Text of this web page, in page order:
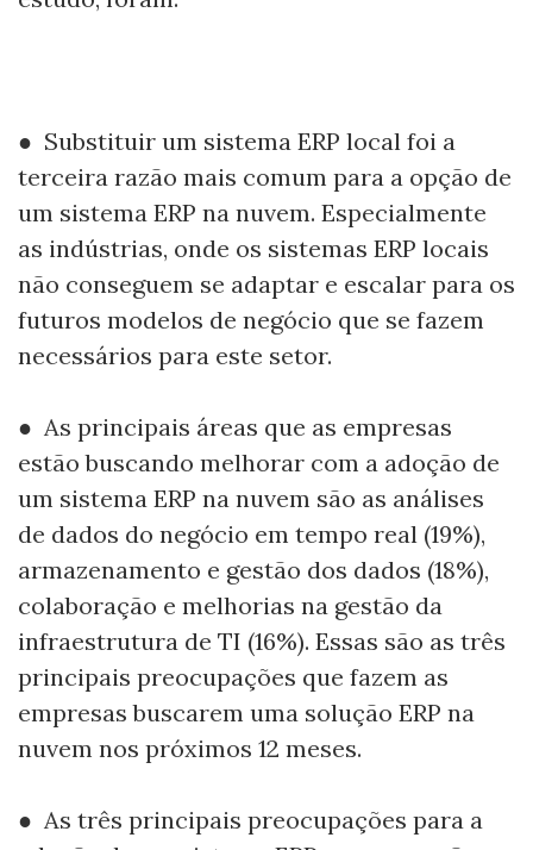
● Substituir um sistema ERP local foi a
terceira razão mais comum para a opção de
um sistema ERP na nuvem. Especialmente
as indústrias, onde os sistemas ERP locais
não conseguem se adaptar e escalar para os
futuros modelos de negócio que se fazem
necessários para este setor.
● As principais áreas que as empresas
estão buscando melhorar com a adoção de
um sistema ERP na nuvem são as análises
de dados do negócio em tempo real (19%),
armazenamento e gestão dos dados (18%),
colaboração e melhorias na gestão da
infraestrutura de TI (16%). Essas são as três
principais preocupações que fazem as
empresas buscarem uma solução ERP na
nuvem nos próximos 12 meses.
● As três principais preocupações para a